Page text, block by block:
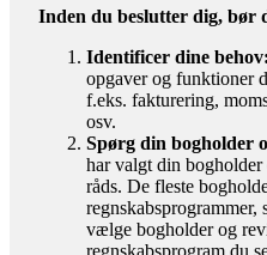
Inden du beslutter dig, bør
Identificer dine behov:
opgaver og funktioner
f.eks. fakturering,
osv.
Spørg din bogholder
har valgt din bogholder
råds. De fleste
vælge bogholder og